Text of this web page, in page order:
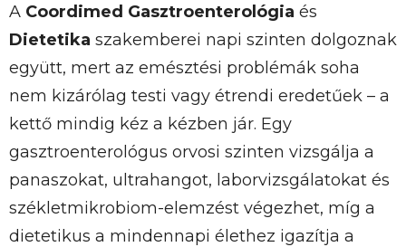
A Coordimed Gasztroenterológia és
Dietetika szakemberei napi szinten dolgoznak
együtt, mert az emésztési problémák soha
nem kizárólag testi vagy étrendi eredetűek – a
kettő mindig kéz a kézben jár. Egy
gasztroenterológus orvosi szinten vizsgálja a
panaszokat, ultrahangot, laborvizsgálatokat és
székletmikrobiom-elemzést végezhet, míg a
dietetikus a mindennapi élethez igazítja a